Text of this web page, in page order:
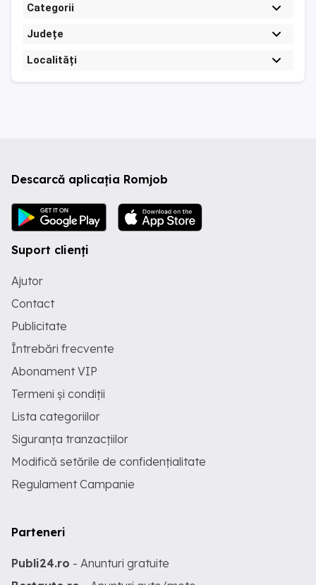
Categorii
Județe
Localități
Descarcă aplicația Romjob
Suport clienți
Ajutor
Contact
Publicitate
Întrebări frecvente
Abonament VIP
Termeni și condiții
Lista categoriilor
Siguranța tranzacțiilor
Modifică setările de confidențialitate
Regulament Campanie
Parteneri
Publi24.ro - Anunturi gratuite